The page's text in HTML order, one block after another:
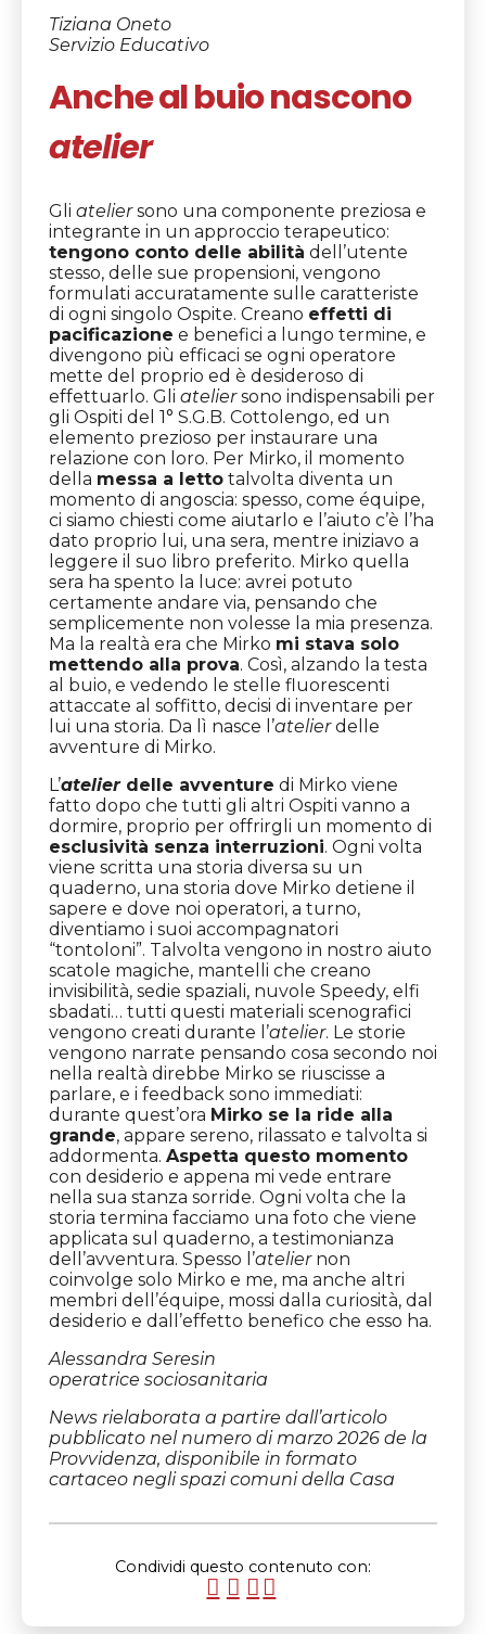
Tiziana Oneto
Servizio Educativo
Anche al buio nascono
atelier
Gli ateliersono una componente preziosa e
integrante in un approccio terapeutico:
tengono conto delle abilità dell’utente
stesso, delle sue propensioni, vengono
formulati accuratamente sulle caratteriste
di ogni singolo Ospite. Creano effetti di
pacificazione e benefici a lungo termine, e
divengono più efficaci se ogni operatore
mette del proprio ed è desideroso di
effettuarlo. Gli ateliersono indispensabili per
gli Ospiti del 1° S.G.B. Cottolengo, ed un
elemento prezioso per instaurare una
relazione con loro. Per Mirko, il momento
della messa a lettotalvolta diventa un
momento di angoscia: spesso, come équipe,
ci siamo chiesti come aiutarlo e l’aiuto c’è l’ha
dato proprio lui, una sera, mentre iniziavo a
leggere il suo libro preferito. Mirko quella
sera ha spento la luce: avrei potuto
certamente andare via, pensando che
semplicemente non volesse la mia presenza.
Ma la realtà era che Mirko mi stava solo
mettendo alla prova. Così, alzando la testa
al buio, e vedendo le stelle fluorescenti
attaccate al soffitto, decisi di inventare per
lui una storia. Da lì nasce l’atelierdelle
avventure di Mirko.
L’atelierdelle avventure di Mirko viene
fatto dopo che tutti gli altri Ospiti vanno a
dormire, proprio per offrirgli un momento di
esclusività senza interruzioni. Ogni volta
viene scritta una storia diversa su un
quaderno, una storia dove Mirko detiene il
sapere e dove noi operatori, a turno,
diventiamo i suoi accompagnatori
“tontoloni”. Talvolta vengono in nostro aiuto
scatole magiche, mantelli che creano
invisibilità, sedie spaziali, nuvole Speedy, elfi
sbadati… tutti questi materiali scenografici
vengono creati durante l’atelier. Le storie
vengono narrate pensando cosa secondo noi
nella realtà direbbe Mirko se riuscisse a
parlare, e i feedback sono immediati:
durante quest’ora Mirko se la ride alla
grande, appare sereno, rilassato e talvolta si
addormenta. Aspetta questo momento
con desiderio e appena mi vede entrare
nella sua stanza sorride. Ogni volta che la
storia termina facciamo una foto che viene
applicata sul quaderno, a testimonianza
dell’avventura. Spesso l’ateliernon
coinvolge solo Mirko e me, ma anche altri
membri dell’équipe, mossi dalla curiosità, dal
desiderio e dall’effetto benefico che esso ha.
Alessandra Seresin
operatrice sociosanitaria
News rielaborata a partire dall’articolo
pubblicato nel numero di marzo 2026 de la
Provvidenza, disponibile in formato
cartaceo negli spazi comuni della Casa
Condividi questo contenuto con: